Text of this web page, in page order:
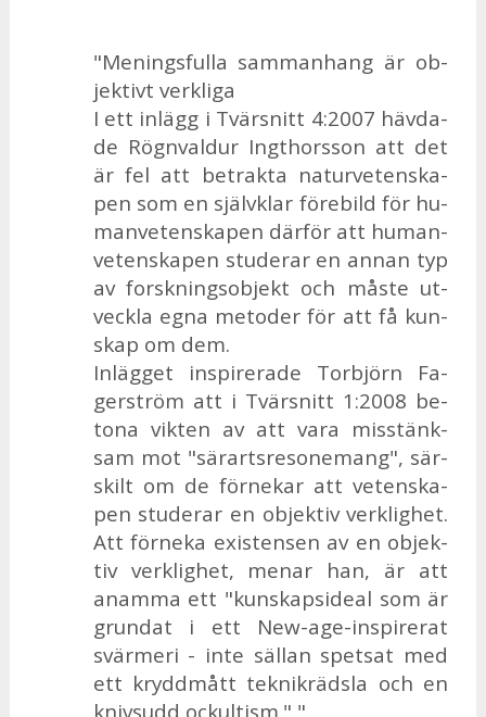
"Me­nings­ful­la sam­man­hang är ob­
jek­tivt verk­li­ga
I ett in­lägg i Tvär­snitt 4:2007 häv­da­
de Rögn­val­dur Ingt­hors­son att det
är fel att be­trak­ta na­tur­ve­ten­ska­
pen som en själv­klar fö­re­bild för hu­
man­ve­ten­ska­pen där­för att hu­man­
ve­ten­ska­pen stu­de­rar en an­nan typ
av forsk­nings­ob­jekt och mås­te ut­
veck­la egna me­to­der för att få kun­
skap om dem.
In­läg­get in­spi­re­ra­de Tor­björn Fa­
ger­ström att i Tvär­snitt 1:2008 be­
to­na vik­ten av att vara miss­tänk­
sam mot "särarts­re­so­ne­mang", sär­
skilt om de för­ne­kar att ve­ten­ska­
pen stu­de­rar en ob­jek­tiv verk­lig­het.
Att för­ne­ka ex­i­sten­sen av en ob­jek­
tiv verk­lig­het, me­nar han, är att
anam­ma ett "kun­skaps­i­de­al som är
grun­dat i ett New-age-in­spi­re­rat
svär­me­ri - inte säl­lan spet­sat med
ett krydd­mått tek­nikräds­la och en
knivsudd oc­kul­tism." "